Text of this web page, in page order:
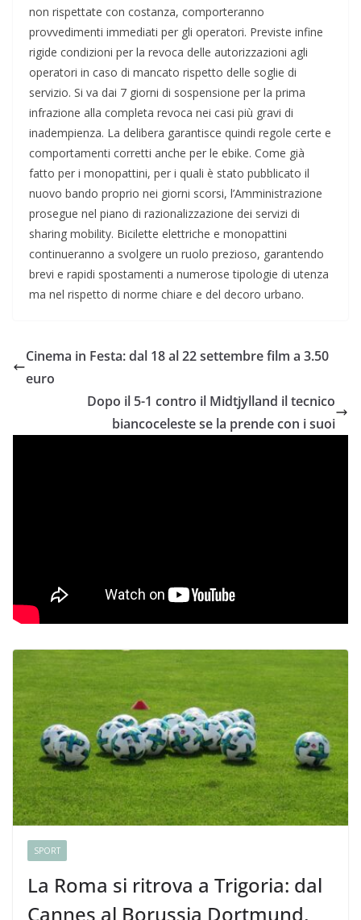
non rispettate con costanza, comporteranno
provvedimenti immediati per gli operatori. Previste infine
rigide condizioni per la revoca delle autorizzazioni agli
operatori in caso di mancato rispetto delle soglie di
servizio. Si va dai 7 giorni di sospensione per la prima
infrazione alla completa revoca nei casi più gravi di
inadempienza. La delibera garantisce quindi regole certe e
comportamenti corretti anche per le ebike. Come già
fatto per i monopattini, per i quali è stato pubblicato il
nuovo bando proprio nei giorni scorsi, l’Amministrazione
prosegue nel piano di razionalizzazione dei servizi di
sharing mobility. Bicilette elettriche e monopattini
continueranno a svolgere un ruolo prezioso, garantendo
brevi e rapidi spostamenti a numerose tipologie di utenza
ma nel rispetto di norme chiare e del decoro urbano.
Cinema in Festa: dal 18 al 22 settembre film a 3.50
euro
Dopo il 5-1 contro il Midtjylland il tecnico
biancoceleste se la prende con i suoi
SPORT
La Roma si ritrova a Trigoria: dal
Cannes al Borussia Dortmund,